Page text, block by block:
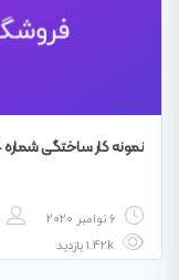
نمونه کار ساختگی شماره 4
6 نوامبر 2020